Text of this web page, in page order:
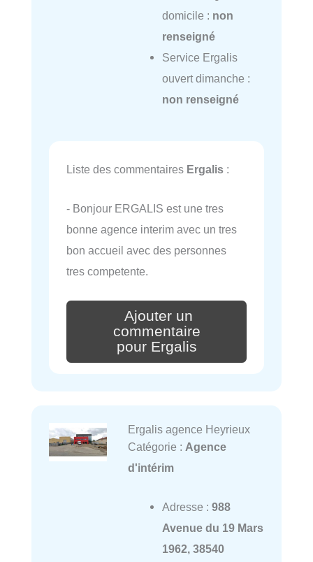
domicile : non
renseigné
Service Ergalis
ouvert dimanche :
non renseigné
Liste des commentaires Ergalis :
- Bonjour ERGALIS est une tres
bonne agence interim avec un tres
bon accueil avec des personnes
tres competente.
Ajouter un
commentaire
pour Ergalis
Ergalis agence Heyrieux
Catégorie : Agence
d'intérim
Adresse : 988
Avenue du 19 Mars
1962, 38540